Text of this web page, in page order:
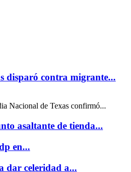
disparó contra migrante...
Nacional de Texas confirmó...
asaltante de tienda...
en...
dar celeridad a...